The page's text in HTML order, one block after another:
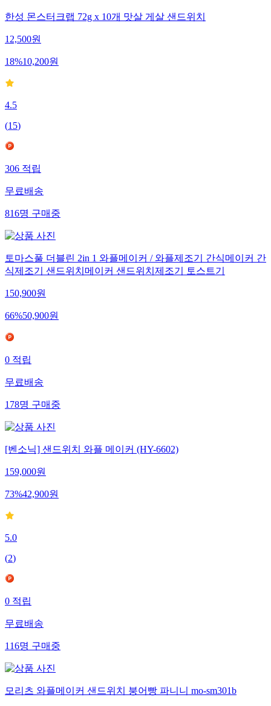
한성 몬스터크랩 72g x 10개 맛살 게살 샌드위치
12,500원
18%10,200원
4.5
(15)
306적립
무료배송
816명구매중
토마스풀 더블린 2in 1 와플메이커 / 와플제조기 간식메이커 간
식제조기 샌드위치메이커 샌드위치제조기 토스트기
150,900원
66%50,900원
0적립
무료배송
178명구매중
[벤소닉] 샌드위치 와플 메이커 (HY-6602)
159,000원
73%42,900원
5.0
(2)
0적립
무료배송
116명구매중
모리츠 와플메이커 샌드위치 붕어빵 파니니 mo-sm301b